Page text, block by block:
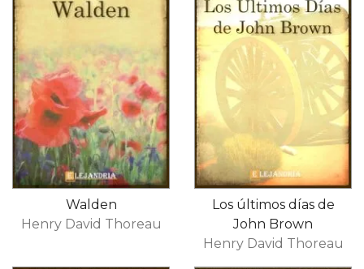
Walden
Henry David Thoreau
Los últimos días de
John Brown
Henry David Thoreau